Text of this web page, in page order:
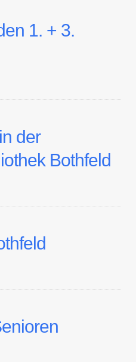
1. + 3.
der
Bothfeld